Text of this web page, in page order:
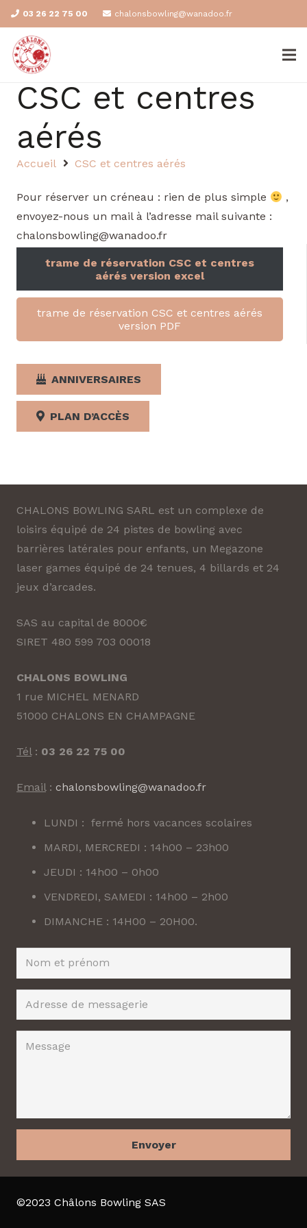
03 26 22 75 00 chalonsbowling@wanadoo.fr
CSC et centres
aérés
Accueil CSC et centres aérés
Pour réserver un créneau : rien de plus simple
,
envoyez-nous un mail à l’adresse mail suivante :
chalonsbowling@wanadoo.fr
trame de réservation CSC et centres
aérés version excel
trame de réservation CSC et centres aérés
version PDF
ANNIVERSAIRES
PLAN D’ACCÈS
CHALONS BOWLING SARL est un complexe de
loisirs équipé de 24 pistes de bowling avec
barrières latérales pour enfants, un Megazone
laser games équipé de 24 tenues, 4 billards et 24
jeux d’arcades.
SAS au capital de 8000€
SIRET 480 599 703 00018
CHALONS BOWLING
1 rue MICHEL MENARD
51000 CHALONS EN CHAMPAGNE
Tél : 03 26 22 75 00
Email : chalonsbowling@wanadoo.fr
LUNDI : fermé hors vacances scolaires
MARDI, MERCREDI : 14h00 – 23h00
JEUDI : 14h00 – 0h00
VENDREDI, SAMEDI : 14h00 – 2h00
DIMANCHE : 14H00 – 20H00.
Envoyer
©2023 Châlons Bowling SAS